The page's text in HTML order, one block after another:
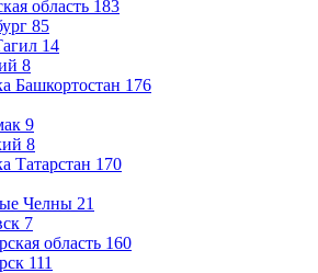
область 183
85
14
8
Башкортостан 176
9
8
Татарстан 170
Челны 21
7
область 160
111